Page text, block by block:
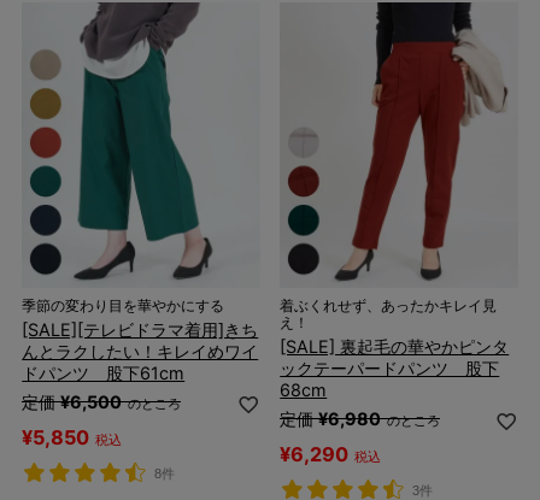
季節の変わり目を華やかにする
[SALE][テレビドラマ着用]きち
んとラクしたい！キレイめワイ
ドパンツ 股下61cm
定価 ¥6,500 のところ
¥5,850 税込
8件
着ぶくれせず、あったかキレイ見
え！
[SALE] 裏起毛の華やかピンタ
ックテーパードパンツ 股下
68cm
定価 ¥6,980 のところ
¥6,290 税込
3件